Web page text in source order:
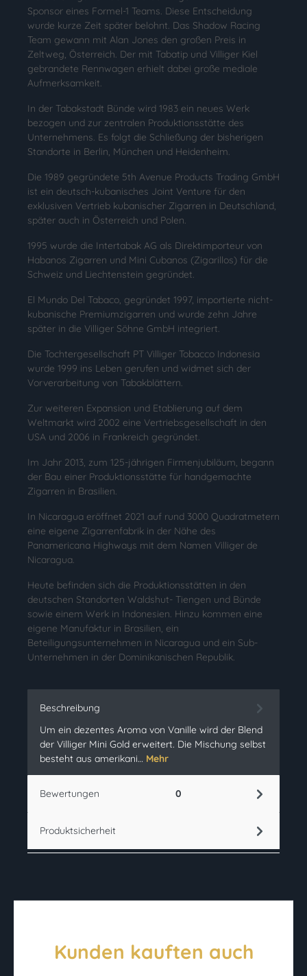
Sponsor eines Formel-1 Teams. Diese Entscheidung
wurde kurze Zeit später belohnt. Das Shadow Racing
Team gewann mit Alan Jones den großen Preis in
Zeltweg, Österreich. Der mit Tabatip und Villiger Kiel
gebrandete Rennwagen erhielt dabei große mediale
Aufmerksamkeit.
In der Tabakstadt Bünde wird 1983 ein neues Werk
bezogen und zur zentralen Produktionsstätte des
Unternehmens. Es folgt die Schließung der bisherigen
Standorte in Berlin, München und Heidenheim.
Die 1989 gegründete 5th Avenue Products Trading GmbH
ist ein deutsch-kubanisches Joint Venture für den
exklusiven Vertrieb kubanischer Zigarren in Deutschland,
später auch in Österreich und Polen.
1995 wurde die Intertabak AG als Direktimporteur von
Habanos Zigarren und Mini Cubanos (Zigarillos) für die
Schweiz und Liechtenstein gegründet.
El Mundo Del Tabaco, gegründet 1997, importierte nicht-
kubanische Premiumzigarren und wurde zehn Jahre
später in die Villiger Söhne GmbH integriert.
Die Tochtergesellschaft PT Villiger Tobacco Indonesia
wurde 1999 ins Leben gerufen und widmet sich der
Vorverarbeitung von Tabakblättern.
Zur weiteren Expansion und Etablierung auf dem
Weltmarkt wird 2002 eine Vertriebsgesellschaft in den
USA und 2006 in Frankreich gegründet.
Im Jahr 2013, zum 125-jährigen Firmenjubiläum, begann
der Bau einer Produktionsstätte für handgemachte
Zigarren in Brasilien.
In Nicaragua eröffnet 2021 auf rund 3000 Quadratmetern
eine eigene Zigarrenfabrik in der Nähe des
Panamericana Highways mit dem Namen Villiger de
Nicaragua.
Heute befinden sich die Produktionsstätten in den
deutschen Standorten Waldshut- Tiengen und Bünde
sowie einem Werk in Indonesien. Hinzu kommen eine
eigene Manufaktur in Brasilien, ein
Beteiligungsunternehmen in Nicaragua und ein Sub-
Unternehmen in der Dominikanischen Republik.
Beschreibung
Um ein dezentes Aroma von Vanille wird der Blend
der Villiger Mini Gold erweitert. Die Mischung selbst
besteht aus amerikani… Mehr
Bewertungen 0
Produktsicherheit
Kunden kauften auch